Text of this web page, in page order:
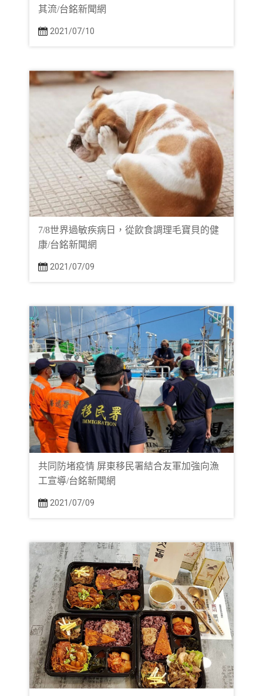
其流/台銘新聞網
2021/07/10
7/8世界過敏疾病日，從飲食調理毛寶貝的健
康/台銘新聞網
2021/07/09
共同防堵疫情 屏東移民署結合友軍加強向漁
工宣導/台銘新聞網
2021/07/09